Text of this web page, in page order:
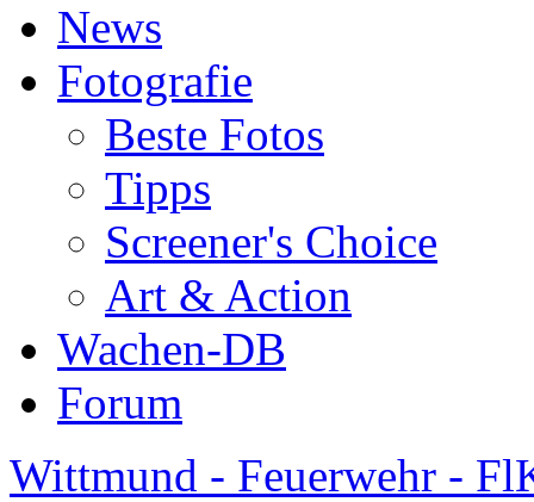
News
Fotografie
Beste Fotos
Tipps
Screener's Choice
Art & Action
Wachen-DB
Forum
Wittmund - Feuerwehr -